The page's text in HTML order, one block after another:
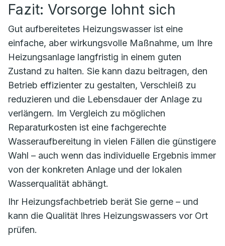
Fazit: Vorsorge lohnt sich
Gut aufbereitetes Heizungswasser ist eine
einfache, aber wirkungsvolle Maßnahme, um Ihre
Heizungsanlage langfristig in einem guten
Zustand zu halten. Sie kann dazu beitragen, den
Betrieb effizienter zu gestalten, Verschleiß zu
reduzieren und die Lebensdauer der Anlage zu
verlängern. Im Vergleich zu möglichen
Reparaturkosten ist eine fachgerechte
Wasseraufbereitung in vielen Fällen die günstigere
Wahl – auch wenn das individuelle Ergebnis immer
von der konkreten Anlage und der lokalen
Wasserqualität abhängt.
Ihr Heizungsfachbetrieb berät Sie gerne – und
kann die Qualität Ihres Heizungswassers vor Ort
prüfen.